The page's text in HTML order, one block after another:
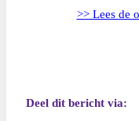
>> Lees de
Deel dit bericht via: